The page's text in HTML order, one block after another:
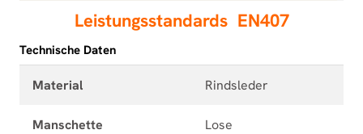
Leistungsstandards EN407
Technische Daten
Material Rindsleder
Manschette Lose